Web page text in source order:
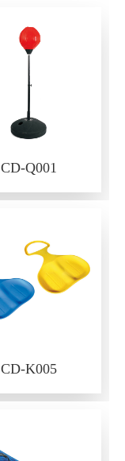
CD-Q001
CD-K005